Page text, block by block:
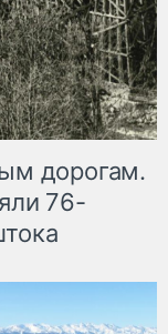
дорогам.
76-